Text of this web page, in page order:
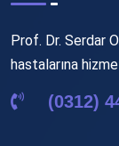
Prof. Dr. Serdar
hastalarına
(0312)